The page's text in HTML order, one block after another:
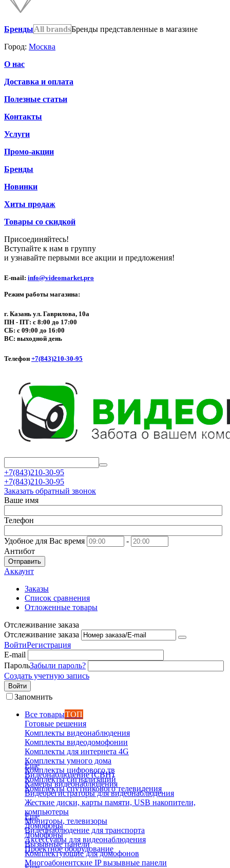
БрендыAll brandsБренды представленные в магазине
Город: Москва
О нас
Доставка и оплата
Полезные статьи
Контакты
Услуги
Промо-акции
Бренды
Новинки
Хиты продаж
Товары со скидкой
Присоединяйтесь!
Вступайте к нам в группу
и узнавайте первыми все акции и предложения!
E-mail: info@videomarket.pro
Режим работы магазина:
г. Казань ул. Гаврилова, 10а
ПН - ПТ: с 8:00 до 17:00
СБ: с 09:00 до 16:00
ВС: выходной день
Телефон +7(843)210-30-95
+7(843)210-30-95
+7(843)210-30-95
Заказать обратный звонок
Ваше имя
Телефон
Удобное для Вас время
-
Антибот
Отправить
Аккаунт
Заказы
Список сравнения
Отложенные товары
Отслеживание заказа
Отслеживание заказа
ВойтиРегистрация
E-mail
ПарольЗабыли пароль?
Создать учетную запись
Войти
Запомнить
Все товарыТОП
Готовые решения
Комплекты видеонаблюдения
Комплекты видеодомофонии
Комплекты для интернета 4G
Комплекты умного дома
Комплекты цифрового тв
Комплекты сигнализаций
Комплекты спутникового телевидения
Еще
Видеонаблюдение (СВН)
Камеры видеонаблюдения
Видеорегистраторы для видеонаблюдения
Жесткие диски, карты памяти, USB накопители,
компьютеры
Мониторы, телевизоры
Видеонаблюдение для транспорта
Аксессуары для видеонаблюдения
Проектное оборудование
Еще
Домофоны
Домофоны
Вызывные панели
Комплектующие для домофонов
Многоабонентские IP вызывные панели